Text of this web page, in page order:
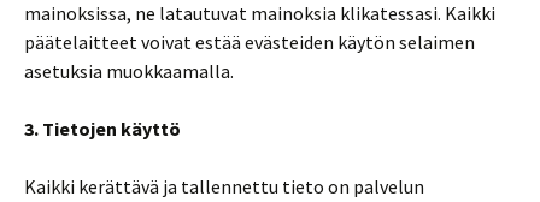
mainoksissa, ne latautuvat mainoksia klikatessasi. Kaikki
päätelaitteet voivat estää evästeiden käytön selaimen
asetuksia muokkaamalla.
3. Tietojen käyttö
Kaikki kerättävä ja tallennettu tieto on palvelun